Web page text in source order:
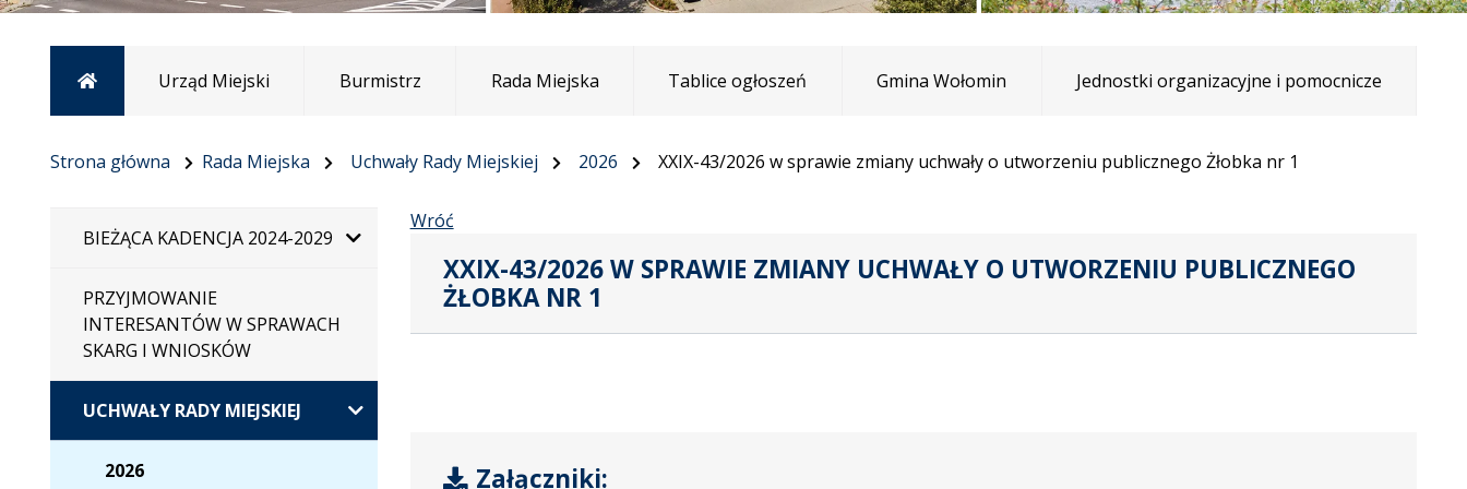
Strona głównaUrząd Miejski Burmistrz Rada Miejska Tablice ogłoszeń Gmina Wołomin Jednostki organizacyjne i pomocnicze
Strona główna Rada Miejska Uchwały Rady Miejskiej 2026 XXIX-43/2026 w sprawie zmiany uchwały o utworzeniu publicznego Żłobka nr 1
BIEŻĄCA KADENCJA 2024-2029
PRZYJMOWANIE
INTERESANTÓW W SPRAWACH
SKARG I WNIOSKÓW
UCHWAŁY RADY MIEJSKIEJ
2026
Wróć
XXIX-43/2026 W SPRAWIE ZMIANY UCHWAŁY O UTWORZENIU PUBLICZNEGO
ŻŁOBKA NR 1
Załączniki: